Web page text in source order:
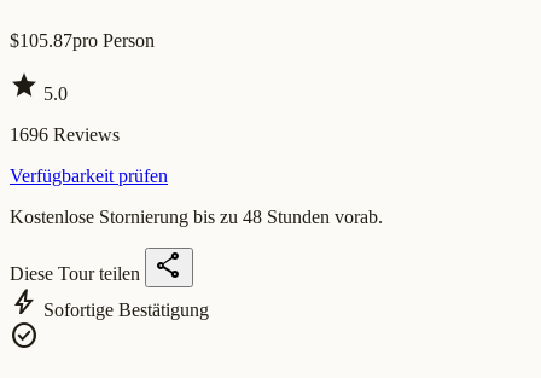
$105.87pro Person
star 5.0
1696 Reviews
Verfügbarkeit prüfen
Kostenlose Stornierung bis zu 48 Stunden vorab.
Diese Tour teilen
share
bolt Sofortige Bestätigung
check_circle